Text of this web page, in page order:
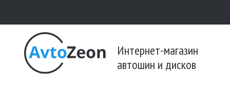
Интернет-магазин
автошин и дисков